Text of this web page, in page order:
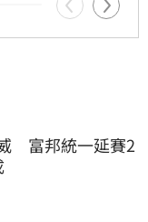
　富邦統一延賽2